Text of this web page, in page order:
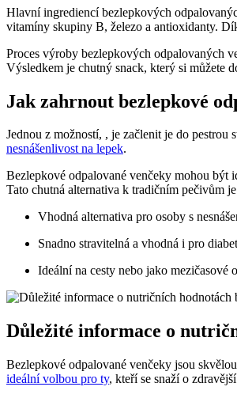
Hlavní ingrediencí bezlepkových
vitamíny skupiny B, železo a antioxidanty.
Proces výroby bezlepkových odpalovaných
Výsledkem je chutný snack, který si můžete
Jak zahrnout bezlepkové
Jednou z možností, , je začlenit je do
nesnášenlivost na lepek.
Bezlepkové odpalované venčeky mohou být
Tato chutná alternativa k tradičním pečivům
Vhodná alternativa pro osoby s
Snadno stravitelná a vhodná i pro
Ideální na cesty nebo jako mezičasové
Důležité informace o
Bezlepkové odpalované venčeky jsou
ideální volbou pro ty, kteří se snaží o